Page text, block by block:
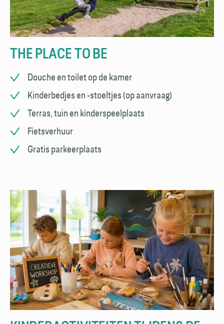
THE PLACE TO BE
Douche en toilet op de kamer
Kinderbedjes en -stoeltjes (op aanvraag)
Terras, tuin en kinderspeelplaats
Fietsverhuur
Gratis parkeerplaats